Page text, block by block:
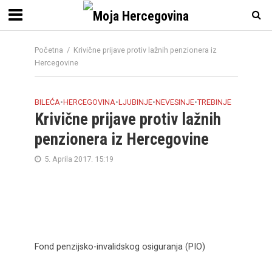
Početna / Krivične prijave protiv lažnih penzionera iz
Hercegovine
BILEĆA•HERCEGOVINA•LJUBINJE•NEVESINJE•TREBINJE
Krivične prijave protiv lažnih
penzionera iz Hercegovine
5. Aprila 2017. 15:19
Fond penzijsko-invalidskog osiguranja (PIO)